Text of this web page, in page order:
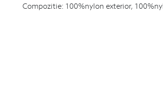
Compozitie: 100%nylon exterior,